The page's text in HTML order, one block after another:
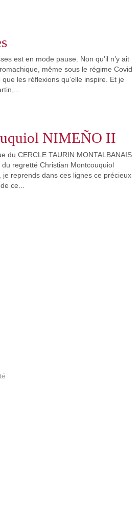
est en mode pause. Non qu’il n’y ait
même sous le régime Covid
les réflexions qu’elle inspire. Et je
NIMEÑO II
du CERCLE TAURIN MONTALBANAIS
regretté Christian Montcouquiol
reprends dans ces lignes ce précieux
ce...